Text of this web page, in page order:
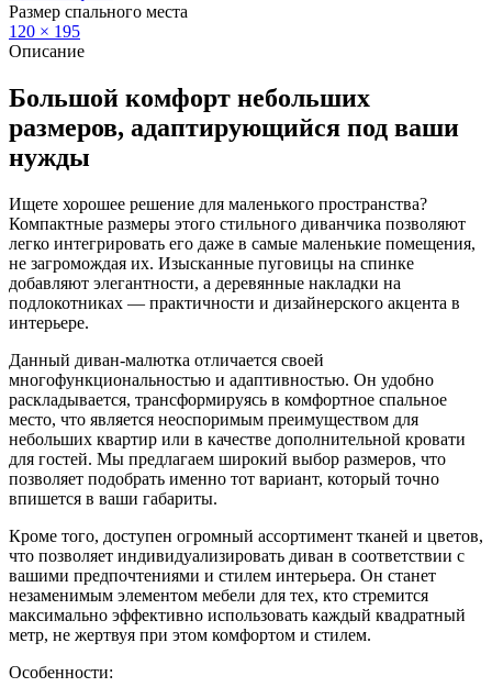
Размер спального места
120 × 195
Описание
Большой комфорт небольших
размеров, адаптирующийся под ваши
нужды
Ищете хорошее решение для маленького пространства?
Компактные размеры этого стильного диванчика позволяют
легко интегрировать его даже в самые маленькие помещения,
не загромождая их. Изысканные пуговицы на спинке
добавляют элегантности, а деревянные накладки на
подлокотниках — практичности и дизайнерского акцента в
интерьере.
Данный диван-малютка отличается своей
многофункциональностью и адаптивностью. Он удобно
раскладывается, трансформируясь в комфортное спальное
место, что является неоспоримым преимуществом для
небольших квартир или в качестве дополнительной кровати
для гостей. Мы предлагаем широкий выбор размеров, что
позволяет подобрать именно тот вариант, который точно
впишется в ваши габариты.
Кроме того, доступен огромный ассортимент тканей и цветов,
что позволяет индивидуализировать диван в соответствии с
вашими предпочтениями и стилем интерьера. Он станет
незаменимым элементом мебели для тех, кто стремится
максимально эффективно использовать каждый квадратный
метр, не жертвуя при этом комфортом и стилем.
Особенности: